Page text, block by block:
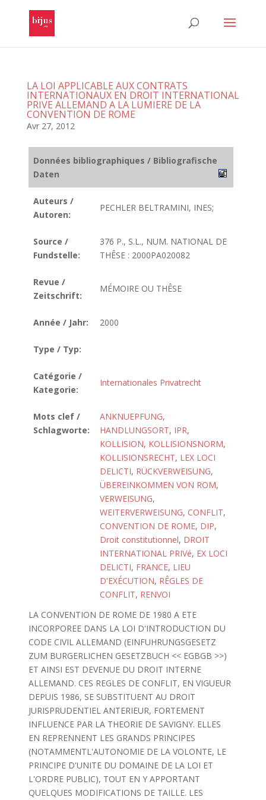
LA LOI APPLICABLE AUX CONTRATS
INTERNATIONAUX EN DROIT INTERNATIONAL
PRIVE ALLEMAND A LA LUMIERE DE LA
CONVENTION DE ROME
Avr 27, 2012
Données bibliographiques / Bibliografische
Daten
Auteurs /
Autoren:
PECHLER BELTRAMINI, INES;
Source /
Fundstelle:
376 P., S.L., NUM. NATIONAL DE
THÊSE : 2000PA020082
Revue /
Zeitschrift:
MÉMOIRE OU THÊSE
Année / Jahr: 2000
Type / Typ:
Catégorie /
Kategorie:
Internationales Privatrecht
Mots clef /
Schlagworte:
ANKNUEPFUNG,
HANDLUNGSORT, IPR,
KOLLISION, KOLLISIONSNORM,
KOLLISIONSRECHT, LEX LOCI
DELICTI, RÜCKVERWEISUNG,
ÜBEREINKOMMEN VON ROM,
VERWEISUNG,
WEITERVERWEISUNG, CONFLIT,
CONVENTION DE ROME, DIP,
Droit constitutionnel, DROIT
INTERNATIONAL PRIVé, EX LOCI
DELICTI, FRANCE, LIEU
D'EXÉCUTION, RÊGLES DE
CONFLIT, RENVOI
LA CONVENTION DE ROME DE 1980 A ETE
INCORPOREE DANS LA LOI D'INTRODUCTION DU
CODE CIVIL ALLEMAND (EINFUHRUNGSGESETZ
ZUM BURGERLICHEN GESETZBUCH << EGBGB >>)
ET AINSI EST DEVENUE DU DROIT INTERNE
ALLEMAND. CES REGLES DE CONFLIT, EN VIGUEUR
DEPUIS 1986, SE SUBSTITUENT AU DROIT
JURISPRUDENTIEL ANTERIEUR, FORTEMENT
INFLUENCE PAR LA THEORIE DE SAVIGNY. ELLES
EN REPRENNENT LES GRANDS PRINCIPES
(NOTAMMENTL'AUTONOMIE DE LA VOLONTE, LE
PRINCIPE D'UNITE DU DOMAINE DE LA LOI ET
L'ORDRE PUBLIC), TOUT EN Y APPORTANT
QUELQUES MODIFICATIONS DE TAILLE. LES